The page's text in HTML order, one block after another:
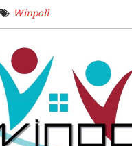
Winpoll